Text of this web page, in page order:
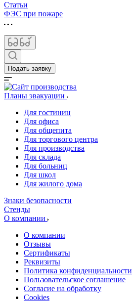
Статьи
ФЭС при пожаре
Подать заявку
Планы эвакуации
Для гостиниц
Для офиса
Для общепита
Для торгового центра
Для производства
Для склада
Для больниц
Для школ
Для жилого дома
Знаки безопасности
Стенды
О компании
О компании
Отзывы
Сертификаты
Реквизиты
Политика конфиденциальности
Пользовательское соглашение
Согласие на обработку
Cookies